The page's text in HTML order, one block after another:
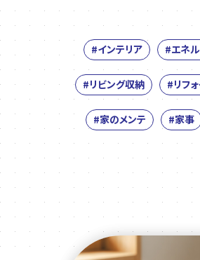
#インテリア #エネ
#リビング収納 #リフ
#家のメンテ #家事